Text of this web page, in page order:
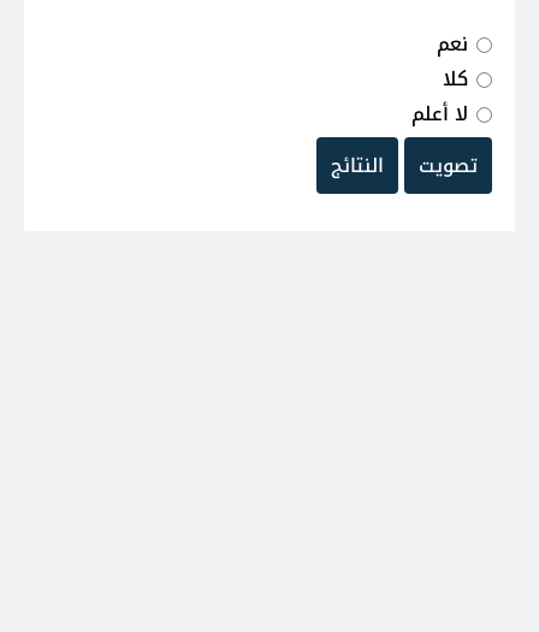
نعم
كلا
لا أعلم
تصويت
النتائج